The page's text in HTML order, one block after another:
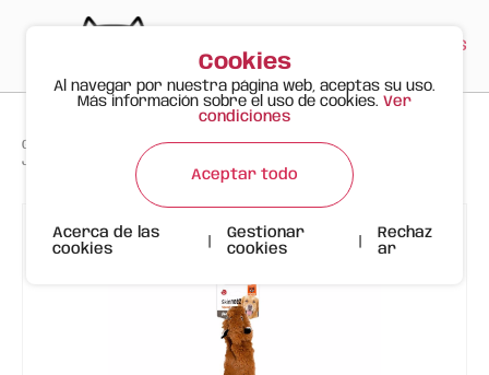
ES
Gato Feliz Productos > >
Juguete para Perro FOFOS Zorro Skinneez – Sin Relleno con Sonido
Cookies
Al navegar por nuestra página web, aceptas su uso.
Más información sobre el uso de cookies. Ver
condiciones
Aceptar todo
Acerca de las
cookies
Gestionar
cookies
Rechaz
ar